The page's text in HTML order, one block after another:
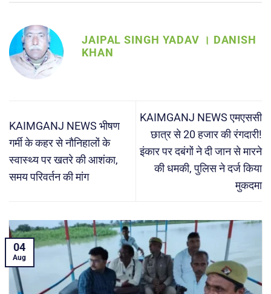
JAIPAL SINGH YADAV । DANISH
KHAN
KAIMGANJ NEWS भीषण
गर्मी के कहर से नौनिहालों के
स्वास्थ्य पर खतरे की आशंका,
समय परिवर्तन की मांग
KAIMGANJ NEWS एमएससी
छात्र से 20 हजार की रंगदारी!
इंकार पर दबंगों ने दी जान से मारने
की धमकी, पुलिस ने दर्ज किया
मुकदमा
04
Aug